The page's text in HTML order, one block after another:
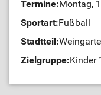
Termine:Montag,
Sportart:Fußball
Stadtteil:
Zielgruppe:Kinder